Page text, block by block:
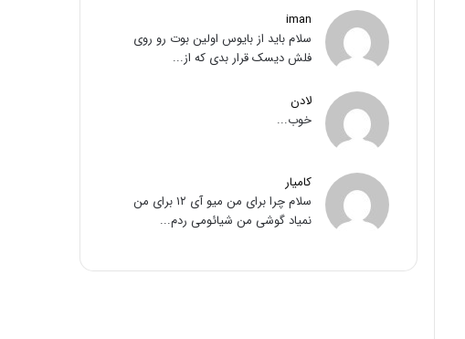
iman
سلام باید از بایوس اولین بوت رو روی
فلش دیسک قرار بدی که از...
لادن
خوب...
کامیار
سلام چرا برای من میو آی ۱۲ برای من
نمیاد گوشی من شیائومی ردم...